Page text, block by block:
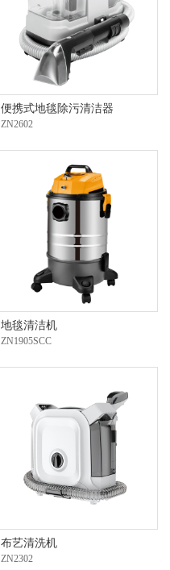
便携式地毯除污清洁器
ZN2602
地毯清洁机
ZN1905SCC
布艺清洗机
ZN2302